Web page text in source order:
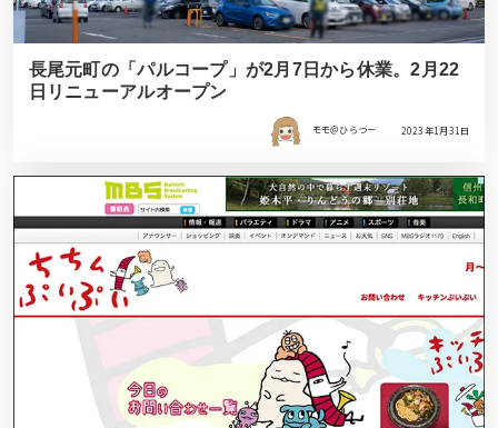
長尾元町の「パルコープ」が2月7日から休業。2月22
日リニューアルオープン
モモ＠ひらつー 2023年1月31日